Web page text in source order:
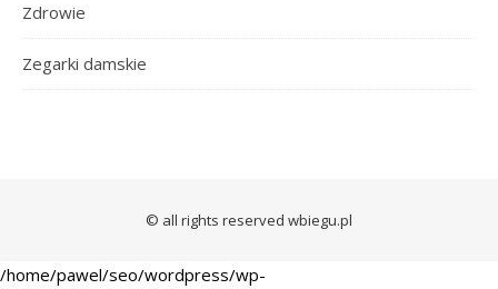
Zdrowie
Zegarki damskie
© all rights reserved wbiegu.pl
/home/pawel/seo/wordpress/wp-